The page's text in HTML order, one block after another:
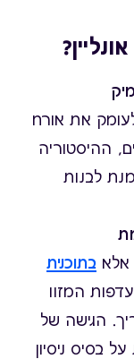
את אורח
ההיסטוריה
לבנות
אלא בתוכנית
המזוו
הגישה של
בסיס ניסיון